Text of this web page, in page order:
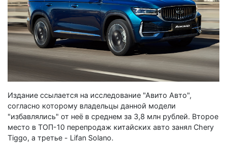
Издание ссылается на исследование "Авито Авто",
согласно которому владельцы данной модели
"избавлялись" от неё в среднем за 3,8 млн рублей. Второе
место в ТОП-10 перепродаж китайских авто занял Chery
Tiggo, а третье - Lifan Solano.